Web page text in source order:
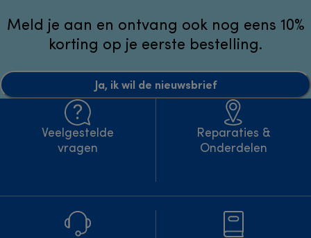
Meld je aan en ontvang ook nog eens 10%
korting op je eerste bestelling.
Ja, ik wil de nieuwsbrief
Veelgestelde
vragen
Reparaties &
Onderdelen